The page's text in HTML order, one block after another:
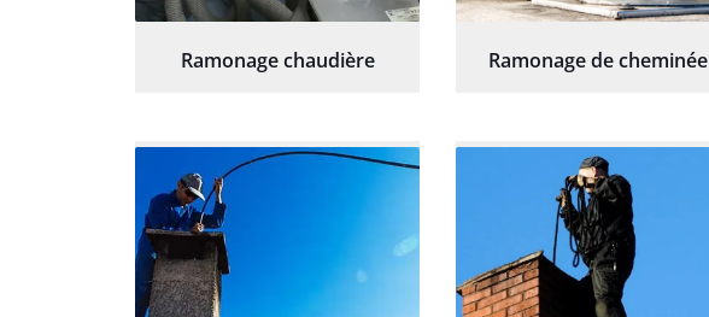
Ramonage chaudière Ramonage de cheminée